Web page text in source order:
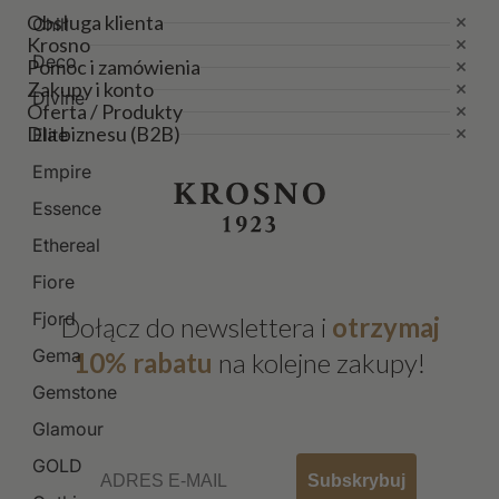
Chill
Deco
Divine
Elite
Empire
Essence
Ethereal
Fiore
Fjord
Gema
Gemstone
Glamour
GOLD
Obsługa klienta
Krosno
Pomoc i zamówienia
Zakupy i konto
Oferta / Produkty
Dla biznesu (B2B)
Dołącz do newslettera i otrzymaj
10% rabatu na kolejne zakupy!
Subskrybuj